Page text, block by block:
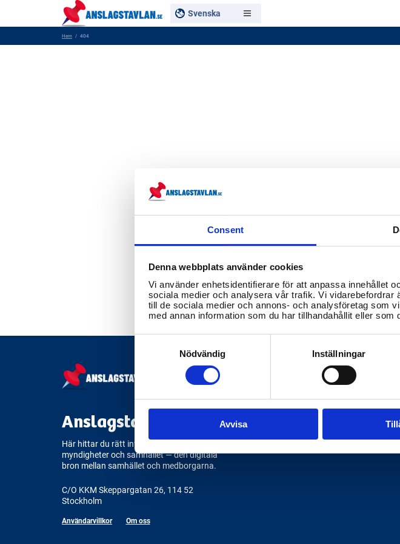
Consent
Denna webbplats använder cookies
Vi använder enhetsidentifierare för att anpassa innehållet
sociala medier och analysera vår trafik. Vi vidarebefordrar
till de sociala medier och annons- och analysföretag som
med annan information som du har tillhandahållit eller
Consent
Nödvändig Inställningar
Avvisa
Svenska
Hem 404
Anslagstavlan.se
Här hittar du rätt information om
myndigheter och samhället — den digitala
bron mellan samhället och medborgarna.
C/O KKM Skeppargatan 26, 114 52
Stockholm
Användarvillkor Om oss